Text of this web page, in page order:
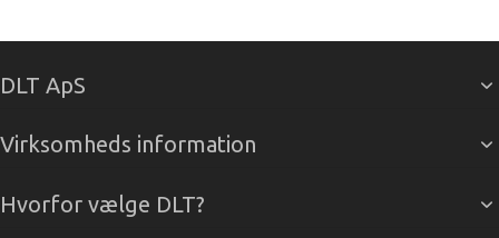
DLT ApS
Virksomheds information
Hvorfor vælge DLT?